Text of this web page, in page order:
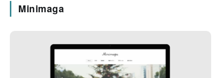
Minimaga